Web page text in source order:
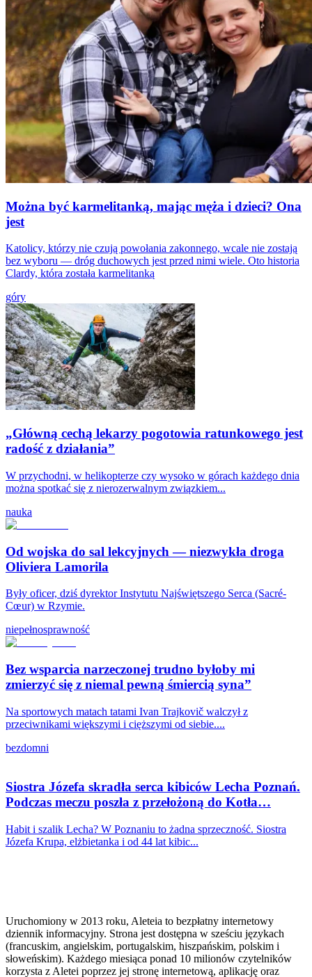
Można być karmelitanką, mając męża i dzieci? Ona
jest
Katolicy, którzy nie czują powołania zakonnego, wcale nie zostają
bez wyboru — dróg duchowych jest przed nimi wiele. Oto historia
Clardy, która została karmelitanką
góry
„Główną cechą lekarzy pogotowia ratunkowego jest
radość z działania”
W przychodni, w helikopterze czy wysoko w górach każdego dnia
można spotkać się z nierozerwalnym związkiem...
nauka
Od wojska do sal lekcyjnych — niezwykła droga
Oliviera Lamorila
Były oficer, dziś dyrektor Instytutu Najświętszego Serca (Sacré-
Cœur) w Rzymie.
niepełnosprawność
Bez wsparcia narzeczonej trudno byłoby mi
zmierzyć się z niemal pewną śmiercią syna”
Na sportowych matach tatami Ivan Trajkovič walczył z
przeciwnikami większymi i cięższymi od siebie....
bezdomni
Siostra Józefa skradła serca kibiców Lecha Poznań.
Podczas meczu poszła z przełożoną do Kotła…
Habit i szalik Lecha? W Poznaniu to żadna sprzeczność. Siostra
Józefa Krupa, elżbietanka i od 44 lat kibic...
Uruchomiony w 2013 roku, Aleteia to bezpłatny internetowy
dziennik informacyjny. Strona jest dostępna w sześciu językach
(francuskim, angielskim, portugalskim, hiszpańskim, polskim i
słoweńskim). Każdego miesiąca ponad 10 milionów czytelników
korzysta z Aletei poprzez jej stronę internetową, aplikację oraz